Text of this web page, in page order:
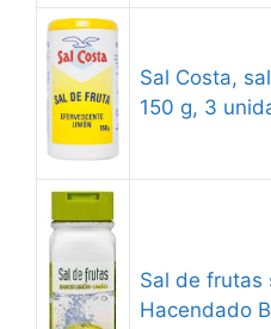
Sal Costa,
150 g, 3
Sal de frutas
Hacendado